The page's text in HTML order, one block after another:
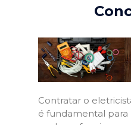
Contratar o
é fundamental para